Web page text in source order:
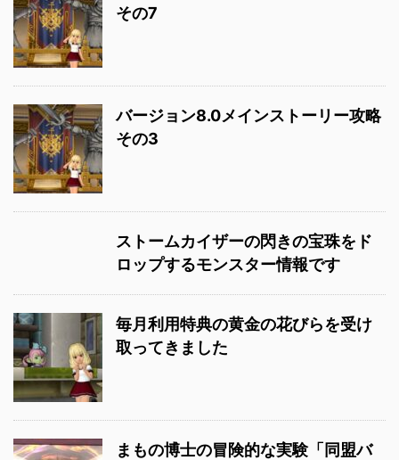
その7
バージョン8.0メインストーリー攻略
その3
ストームカイザーの閃きの宝珠をド
ロップするモンスター情報です
毎月利用特典の黄金の花びらを受け
取ってきました
まもの博士の冒険的な実験「同盟バ